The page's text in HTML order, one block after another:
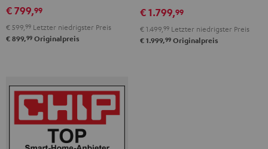
€ 799,99
€ 599, 99 Letzter niedrigster Preis
€ 899,99 Originalpreis
€ 1.799,99
€ 1.499, 99 Letzter niedrigster Preis
€ 1.999,99 Originalpreis